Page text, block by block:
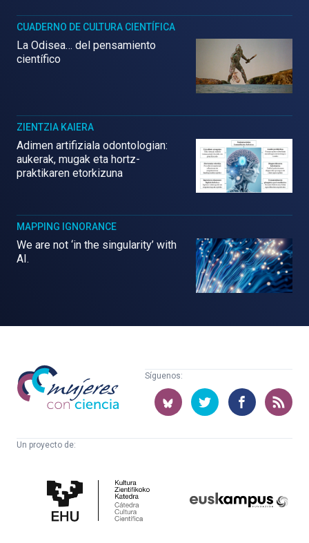
CUADERNO DE CULTURA CIENTÍFICA
La Odisea… del pensamiento
científico
ZIENTZIA KAIERA
Adimen artifiziala odontologian:
aukerak, mugak eta hortz-
praktikaren etorkizuna
MAPPING IGNORANCE
We are not ‘in the singularity’ with
AI.
Mujeres
con
ciencia
Síguenos:
Un proyecto de:
Cultura
Científica